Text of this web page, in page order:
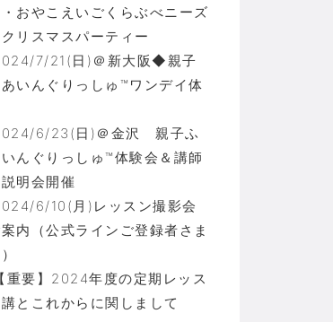
おやこえいごくらぶべニーズ
クリスマスパーティー
7/21(日)＠新大阪◆親子
いんぐりっしゅ™ワンデイ体
6/23(日)＠金沢 親子ふ
んぐりっしゅ™体験会＆講師
明会開催
6/10(月)レッスン撮影会
内（公式ラインご登録者さま
【重要】2024年度の定期レッス
とこれからに関しまして